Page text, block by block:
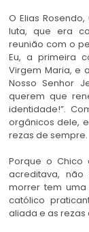
O Elias
luta, que era
reunião com o
Eu, a primeira
Virgem Maria, e
Nosso Senhor
querem que
identidade!”.
orgânicos dele,
rezas de sempre.
Porque o
acreditava,
morrer tem
católico
aliada e as